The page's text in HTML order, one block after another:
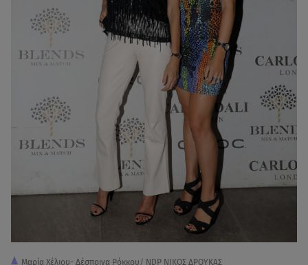
Μαρία Χέλιου- Δέσποινα Ρόκκου/ NDP ΝΙΚΟΣ ΔΡΟΥΚΑΣ